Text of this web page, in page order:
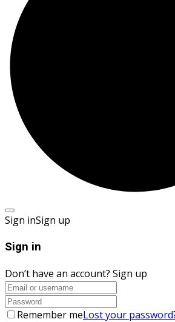
Sign inSign up
Sign in
Don’t have an account? Sign up
Remember meLost your